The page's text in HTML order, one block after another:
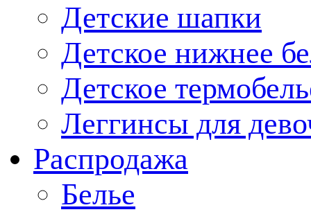
Детские шапки
Детское нижнее
Детское
Леггинсы для
Распродажа
Белье